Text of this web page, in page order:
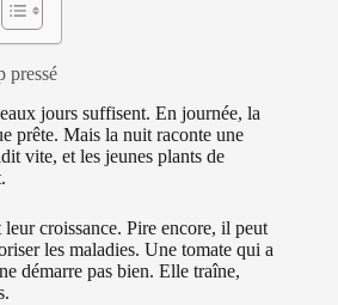
pressé
jours suffisent. En journée, la
prête. Mais la nuit raconte une
vite, et les jeunes plants de
croissance. Pire encore, il peut
les maladies. Une tomate qui a
démarre pas bien. Elle traîne,